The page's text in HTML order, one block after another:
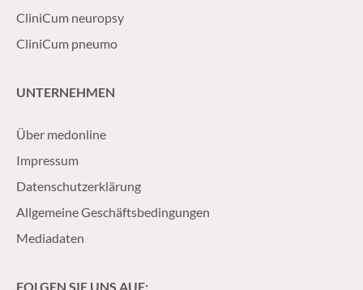
CliniCum neuropsy
CliniCum pneumo
UNTERNEHMEN
Über medonline
Impressum
Datenschutzerklärung
Allgemeine Geschäftsbedingungen
Mediadaten
FOLGEN SIE UNS AUF: